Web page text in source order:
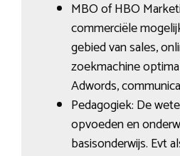
MBO of HBO
commerciële
gebied van sales,
zoekmachine
Adwords,
Pedagogiek: De
opvoeden en
basisonderwijs. Evt